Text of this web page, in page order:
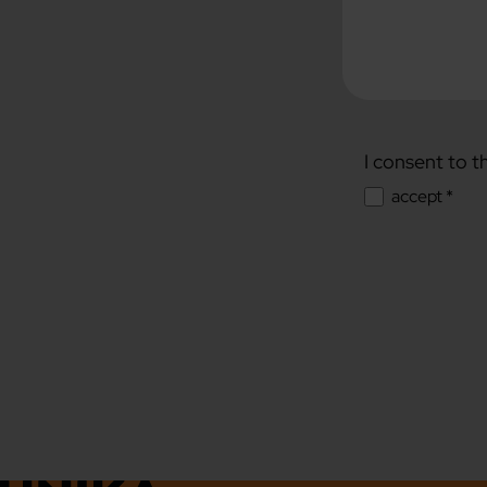
I consent to
accept *